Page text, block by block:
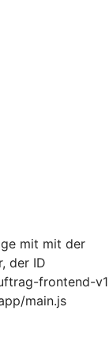
mit mit der
der ID
frontend-v1
main.js